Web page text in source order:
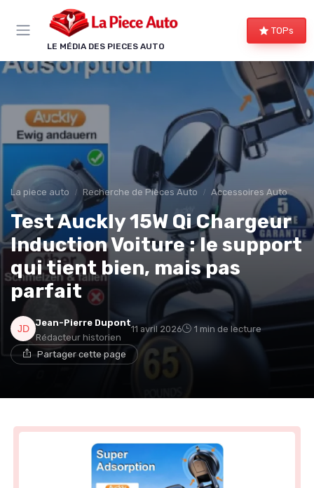
LE MÉDIA DES PIECES AUTO
TOPs
La piece auto Recherche de Pièces Auto Accessoires Auto
Test Auckly 15W Qi Chargeur
Induction Voiture : le support
qui tient bien, mais pas
parfait
Jean-Pierre Dupont
Rédacteur historien
11 avril 2026 1 min de lecture
Partager cette page
Panneau de gestion des cookies